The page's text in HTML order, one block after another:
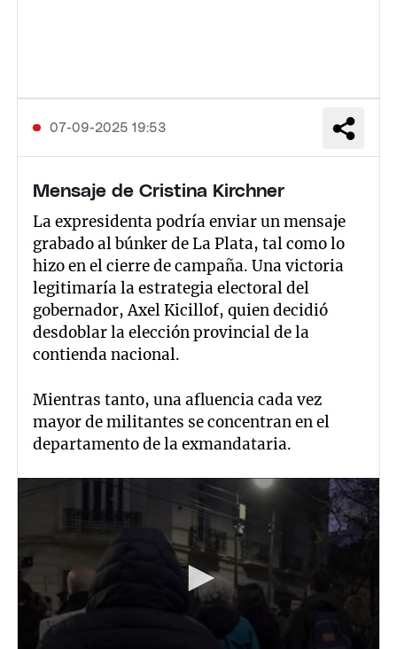
07-09-2025 19:53
Mensaje de Cristina Kirchner
La expresidenta podría enviar un mensaje
grabado al búnker de La Plata, tal como lo
hizo en el cierre de campaña. Una victoria
legitimaría la estrategia electoral del
gobernador, Axel Kicillof, quien decidió
desdoblar la elección provincial de la
contienda nacional.
Mientras tanto, una afluencia cada vez
mayor de militantes se concentran en el
departamento de la exmandataria.